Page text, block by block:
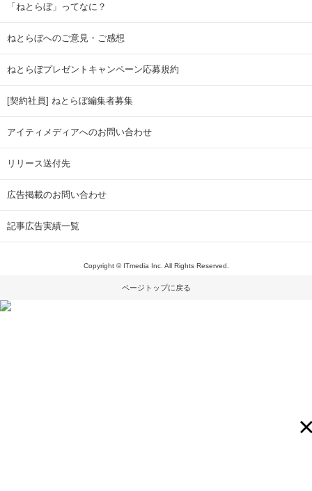
「ねとらぼ」ってなに？
ねとらぼへのご意見・ご感想
ねとらぼプレゼントキャンペーン応募規約
[契約社員] ねとらぼ編集者募集
アイティメディアへのお問い合わせ
リリース送付先
広告掲載のお問い合わせ
記事広告実績一覧
Copyright © ITmedia Inc. All Rights Reserved.
ページトップに戻る